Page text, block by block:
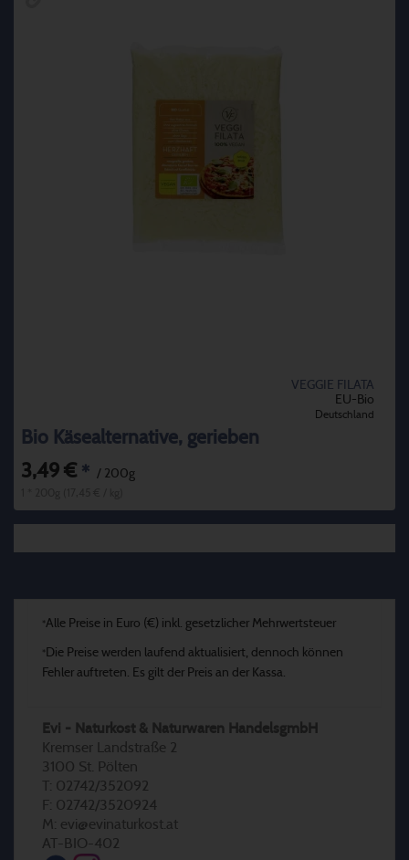
VEGGIE FILATA
EU-Bio
Deutschland
Bio Käsealternative, gerieben
3,49 € * / 200g
* Alle Preise in Euro (€) inkl. gesetzlicher Mehrwertsteuer
* Die Preise werden laufend aktualisiert, dennoch können
Fehler auftreten. Es gilt der Preis an der Kassa.
Evi - Naturkost & Naturwaren HandelsgmbH
Kremser Landstraße 2
3100 St. Pölten
T: 02742/352092
F: 02742/3520924
M: evi@evinaturkost.at
AT-BIO-402